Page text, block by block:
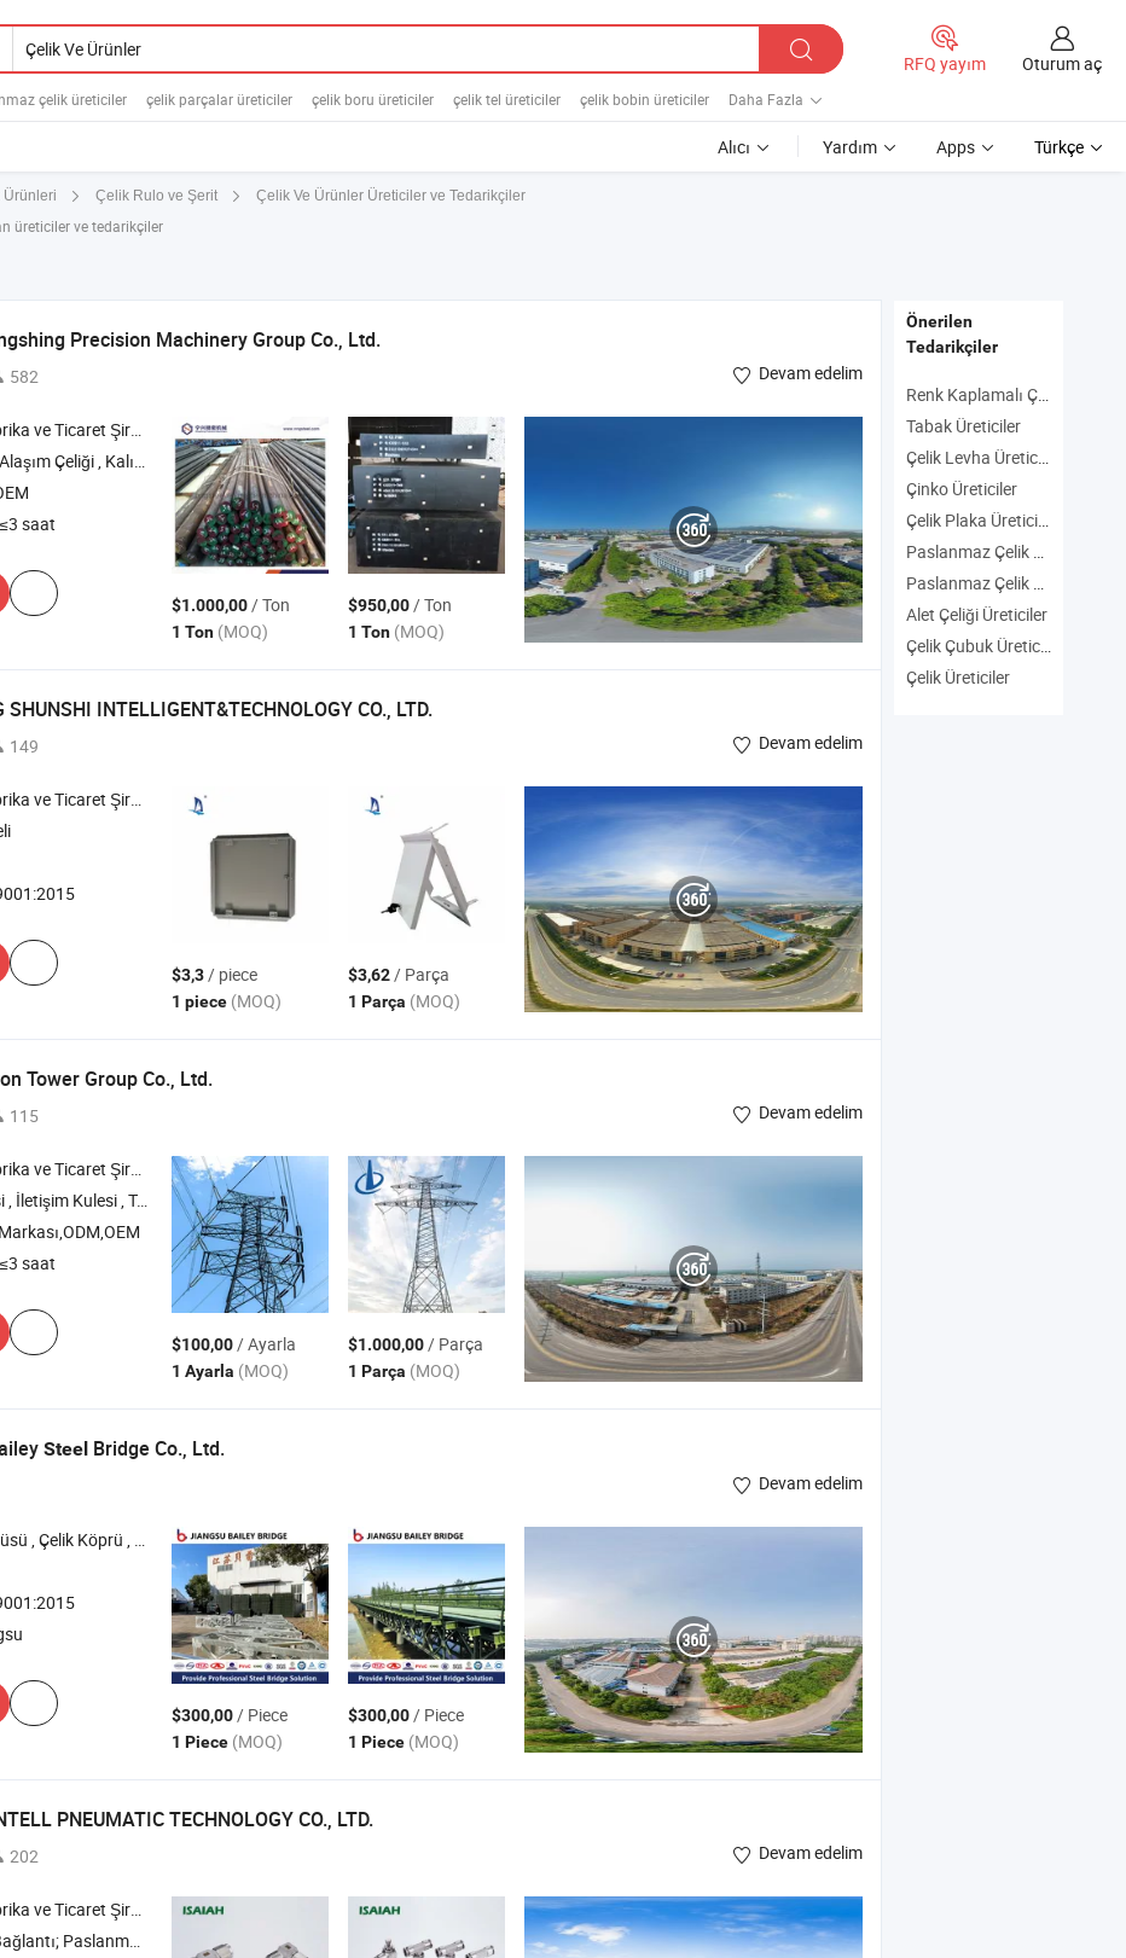
çelik üreticiler çelik parçalar üreticiler çelik boru üreticiler çelik tel üreticiler çelik bobin üreticiler Daha Fazla
RFQ yayım Oturum aç
Alıcı Yardım Apps Türkçe
Ürünleri Çelik Rulo ve Şerit Çelik Ve Ürünler Üreticiler ve Tedarikçiler
üreticiler ve tedarikçiler
Precision Machinery Group Co., Ltd.
582 Devam edelim
ve Ticaret Şirketi
, CNC Dairesel Testere Makinesi , Mekanik Parçalar
saat
$1.000,00/ Ton
1 Ton (MOQ)
$950,00/ Ton
1 Ton (MOQ)
INTELLIGENT&TECHNOLOGY CO., LTD.
149 Devam edelim
ve Ticaret Şirketi
$3,3/ piece
1 piece (MOQ)
$3,62/ Parça
1 Parça (MOQ)
Tower Group Co., Ltd.
115 Devam edelim
ve Ticaret Şirketi
Kulesi , Monopole Kulesi , Biyonik Ağaç Kulesi
saat
$100,00/ Ayarla
1 Ayarla (MOQ)
$1.000,00/ Parça
1 Parça (MOQ)
Steel Bridge Co., Ltd.
Devam edelim
Köprü , Prefabrik Köprü , Modüler Köprü
$300,00/ Piece
1 Piece (MOQ)
$300,00/ Piece
1 Piece (MOQ)
PNEUMATIC TECHNOLOGY CO., LTD.
202 Devam edelim
ve Ticaret Şirketi
Bağlantı; Pirinç Bağlantı; PU Tüp; Solenoid Valf
Önerilen
Tedarikçiler
Renk Kaplamalı Çelik Şerit Üreticiler
Tabak Üreticiler
Çelik Levha Üreticiler
Çinko Üreticiler
Çelik Plaka Üreticiler
Paslanmaz Çelik Levha Üreticiler
Paslanmaz Çelik Levha Üreticiler
Alet Çeliği Üreticiler
Çelik Çubuk Üreticiler
Çelik Üreticiler